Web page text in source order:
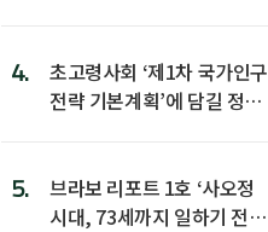
4.
초고령사회 ‘제1차 국가인구
전략 기본계획’에 담길 정책
5.
브라보 리포트 1호 ‘사오정
시대, 73세까지 일하기 전략’